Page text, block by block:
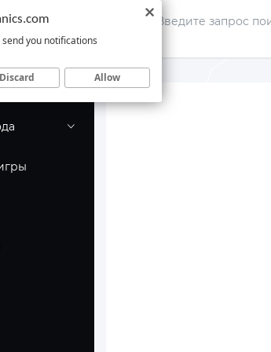
you notifications
Discard Allow